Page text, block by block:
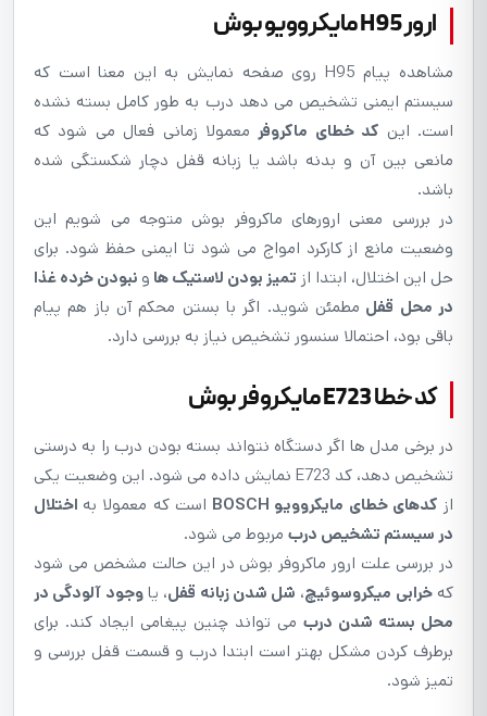
ارور H95 مایکروویو بوش
مشاهده پیام H95 روی صفحه نمایش به این معنا است که
سیستم ایمنی تشخیص می دهد درب به طور کامل بسته نشده
است. این کد خطای ماکروفر معمولا زمانی فعال می شود که
مانعی بین آن و بدنه باشد یا زبانه قفل دچار شکستگی شده
باشد.
در بررسی معنی ارورهای ماکروفر بوش متوجه می شویم این
وضعیت مانع از کارکرد امواج می شود تا ایمنی حفظ شود. برای
حل این اختلال، ابتدا از تمیز بودن لاستیک ها و نبودن خرده غذا
در محل قفل مطمئن شوید. اگر با بستن محکم آن باز هم پیام
باقی بود، احتمالا سنسور تشخیص نیاز به بررسی دارد.
کد خطا E723 مایکروفر بوش
در برخی مدل ها اگر دستگاه نتواند بسته بودن درب را به درستی
تشخیص دهد، کد E723 نمایش داده می شود. این وضعیت یکی
از کدهای خطای مایکروویو BOSCH است که معمولا به اختلال
در سیستم تشخیص درب مربوط می شود.
در بررسی علت ارور ماکروفر بوش در این حالت مشخص می شود
کهخرابی میکروسوئیچ، شل شدن زبانه قفل، یاوجود آلودگی در
محل بسته شدن درب می تواند چنین پیغامی ایجاد کند. برای
برطرف کردن مشکل بهتر است ابتدا درب و قسمت قفل بررسی و
تمیز شود.